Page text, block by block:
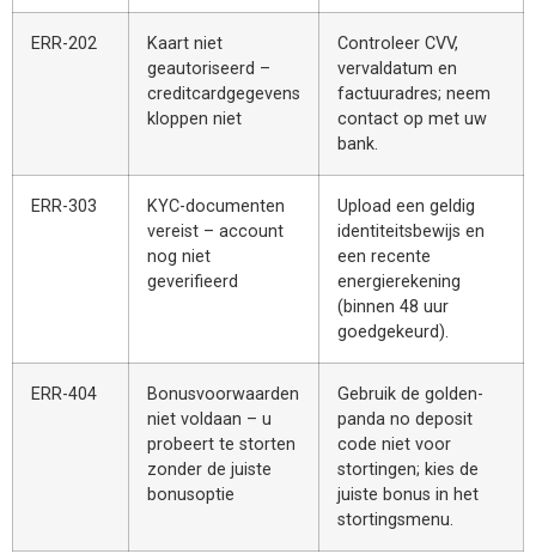
ERR-202
Kaart niet
geautoriseerd –
creditcardgegevens
kloppen niet
Controleer CVV,
vervaldatum en
factuuradres; neem
contact op met uw
bank.
ERR-303
KYC-documenten
vereist – account
nog niet
geverifieerd
Upload een geldig
identiteitsbewijs en
een recente
energierekening
(binnen 48 uur
goedgekeurd).
ERR-404
Bonusvoorwaarden
niet voldaan – u
probeert te storten
zonder de juiste
bonusoptie
Gebruik de golden-
panda no deposit
code niet voor
stortingen; kies de
juiste bonus in het
stortingsmenu.